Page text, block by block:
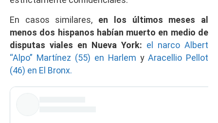
En casos similares, en los últimos meses al
menos dos hispanos habían muerto en medio de
disputas viales en Nueva York: el narco Albert
“Alpo” Martínez (55) en Harlem y Aracellio Pellot
(46) en El Bronx.